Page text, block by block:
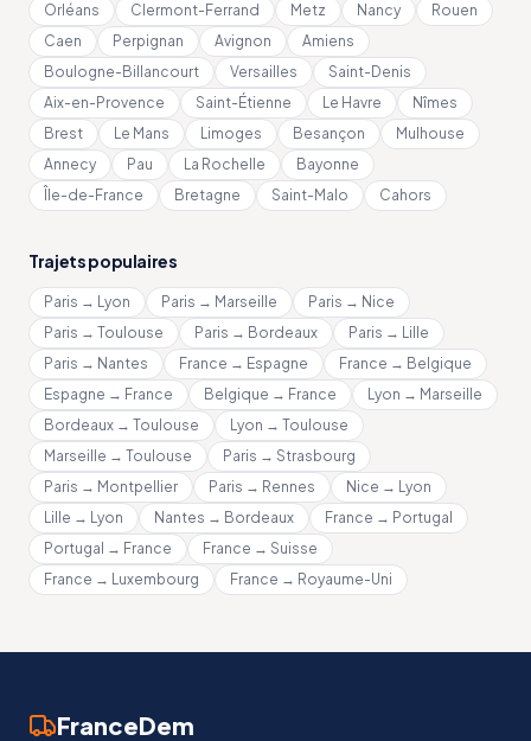
Orléans
Clermont-Ferrand Metz Nancy
Rouen
Caen
Perpignan Avignon
Amiens
Boulogne-Billancourt
Versailles
Saint-Denis
Aix-en-Provence
Saint-Étienne Le Havre
Nîmes
Brest
Le Mans Limoges Besançon
Mulhouse
Annecy
Pau La Rochelle
Bayonne
Île-de-France
Bretagne Saint-Malo Cahors
Trajets populaires
Paris → Lyon Paris → Marseille
Paris → Nice
Paris → Toulouse
Paris → Bordeaux
Paris → Lille
Paris → Nantes
France → Espagne
France → Belgique
Espagne → France
Belgique → France
Lyon → Marseille
Bordeaux → Toulouse
Lyon → Toulouse
Marseille → Toulouse
Paris → Strasbourg
Paris → Montpellier
Paris → Rennes
Nice → Lyon
Lille → Lyon
Nantes → Bordeaux
France → Portugal
Portugal → France
France → Suisse
France → Luxembourg
France → Royaume-Uni
FranceDem